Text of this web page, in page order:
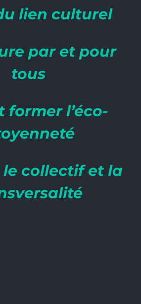
lien culturel
par et pour
tous
former l’éco-
collectif et la